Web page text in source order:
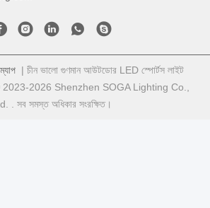
| চীন ভালো গুণমান আউটডোর LED স্পোর্টস লাইট
© 2023-2026 Shenzhen SOGA Lighting Co.,
. সব সমস্ত অধিকার সংরক্ষিত।